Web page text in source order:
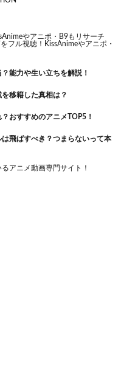
やアニポ・B9もリサーチ
フル視聴！KissAnimeやアニポ・
能力や生い立ちを解説！
移籍した真相は？
おすすめのアニメTOP5！
飛ばすべき？つまらないって本
アニメ動画専門サイト！